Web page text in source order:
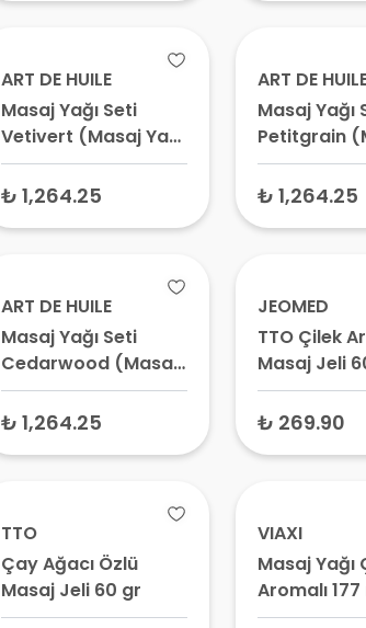
ART DE HUILE
Masaj Yağı Seti
Vetivert (Masaj Yağı
100 ml + Vetivert
Yağı 2 ml)
₺ 1,264.25
ART DE
Masaj Yağı
Petitgrain
Yağı 100 ml
Petitgrain
₺ 1,264.25
ART DE HUILE
Masaj Yağı Seti
Cedarwood (Masaj
Yağı 100 ml + Sedir
Yağı 2 ml)
₺ 1,264.25
JEOMED
TTO Çilek
Masaj Jeli
₺ 269.90
TTO
Çay Ağacı Özlü
Masaj Jeli 60 gr
VIAXI
Masaj Yağı
Aromalı